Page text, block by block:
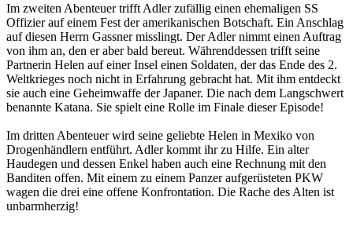
Im zweiten Abenteuer trifft Adler zufällig einen ehemaligen SS
Offizier auf einem Fest der amerikanischen Botschaft. Ein Anschlag
auf diesen Herrn Gassner misslingt. Der Adler nimmt einen Auftrag
von ihm an, den er aber bald bereut. Währenddessen trifft seine
Partnerin Helen auf einer Insel einen Soldaten, der das Ende des 2.
Weltkrieges noch nicht in Erfahrung gebracht hat. Mit ihm entdeckt
sie auch eine Geheimwaffe der Japaner. Die nach dem Langschwert
benannte Katana. Sie spielt eine Rolle im Finale dieser Episode!
Im dritten Abenteuer wird seine geliebte Helen in Mexiko von
Drogenhändlern entführt. Adler kommt ihr zu Hilfe. Ein alter
Haudegen und dessen Enkel haben auch eine Rechnung mit den
Banditen offen. Mit einem zu einem Panzer aufgerüsteten PKW
wagen die drei eine offene Konfrontation. Die Rache des Alten ist
unbarmherzig!